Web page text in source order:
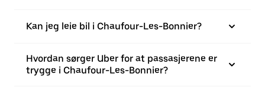
Kan jeg leie bil i Chaufour-Les-Bonnier?
Hvordan sørger Uber for at passasjerene er
trygge i Chaufour-Les-Bonnier?